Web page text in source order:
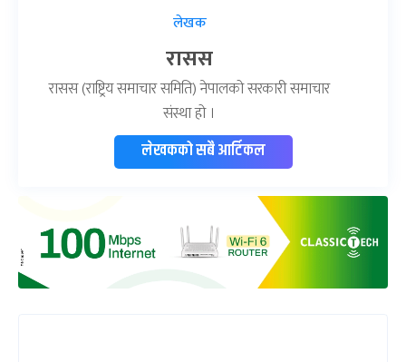
लेखक
रासस
रासस (राष्ट्रिय समाचार समिति) नेपालको सरकारी समाचार
संस्था हो ।
लेखकको सबै आर्टिकल